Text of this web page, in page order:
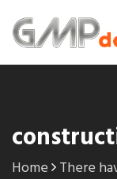
Home There